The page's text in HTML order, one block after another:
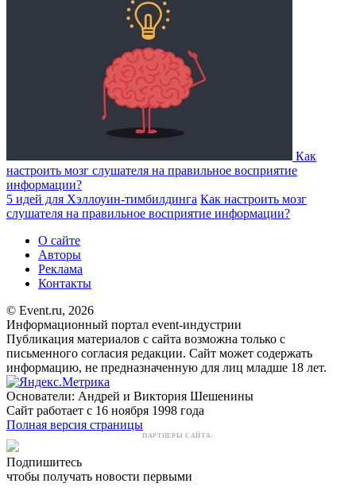
Как
настроить мозг слушателя на правильное восприятие
информации?
5 идей для Хэллоуин-тимбилдинга Как настроить мозг
слушателя на правильное восприятие информации?
О сайте
Авторы
Реклама
Контакты
© Event.ru, 2026
Информационный портал event-индустрии
Публикация материалов с сайта возможна только с
письменного согласия редакции. Сайт может содержать
информацию, не предназначенную для лиц младше 18 лет.
Основатели: Андрей и Виктория Шешенины
Сайт работает с 16 ноября 1998 года
Полная версия страницы
ПАРТНЕРЫ САЙТА:
Подпишитесь
чтобы получать новости первыми